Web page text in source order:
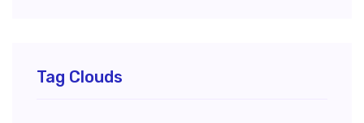
Tag Clouds